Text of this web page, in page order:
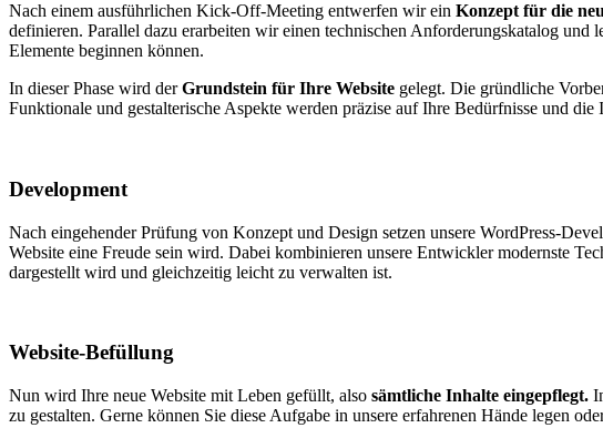
Nach einem ausführlichen Kick-Off-Meeting entwerfen wir ein Konzept für die
definieren. Parallel dazu erarbeiten wir einen technischen Anforderungskatalog und
Elemente beginnen können.
In dieser Phase wird derGrundstein für Ihre Website gelegt. Die gründliche
Funktionale und gestalterische Aspekte werden präzise auf Ihre Bedürfnisse und
Development
Nach eingehender Prüfung von Konzept und Design setzen unsere WordPress-
Website eine Freude sein wird. Dabei kombinieren unsere Entwickler modernste
dargestellt wird und gleichzeitig leicht zu verwalten ist.
Website-Befüllung
Nun wird Ihre neue Website mit Leben gefüllt, also sämtliche Inhalte eingepflegt.
zu gestalten. Gerne können Sie diese Aufgabe in unsere erfahrenen Hände legen